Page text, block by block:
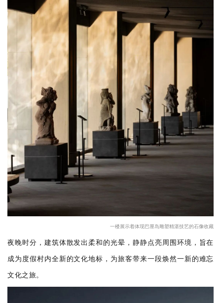
一楼展示着体现巴厘岛雕塑精湛技艺的石像收藏
夜晚时分，建筑体散发出柔和的光晕，静静点亮周围环境，旨在
成为度假村内全新的文化地标，为旅客带来一段焕然一新的难忘
文化之旅。